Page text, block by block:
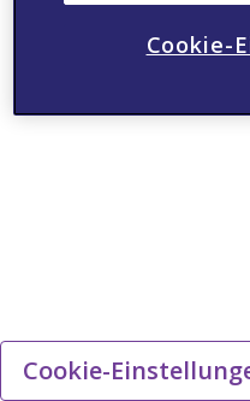
Cookie-
Cookie-